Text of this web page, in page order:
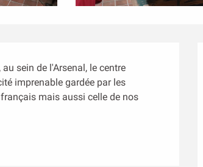
sein de l'Arsenal, le centre
imprenable gardée par les
mais aussi celle de nos